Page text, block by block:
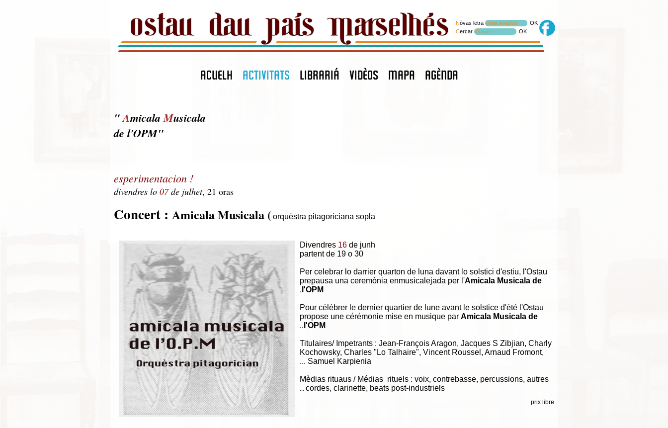
Nòvas letra votre email ici
OK
Cercar Cercar… OK
ACUELH ACTIVITATS LIBRARIÁ VIDÈOS MAPA agènda
"AmicalaMusicala
de l'OPM"
esperimentacion !
divendres lo 07de julhet, 21 oras
Concert : Amicala Musicala (orquèstra pitagoriciana sopla
Divendres 16 de junh
partent de 19 o 30
Per celebrar lo darrier quarton de luna davant lo solstici d'estiu, l'Ostau
prepausa una ceremònia enmusicalejada per l'Amicala Musicala de
l'OPM
.
Pour célébrer le dernier quartier de lune avant le solstice d'été l'Ostau
propose une cérémonie mise en musique par Amicala Musicala de
l'OPM
.
.
Titulaires/ Impetrants : Jean-François Aragon, Jacques S Zibjian, Charly
Kochowsky, Charles "Lo Talhaire", Vincent Roussel, Arnaud Fromont,
Samuel Karpienia ...
Mèdias rituaus / Médias rituels : voix, contrebasse, percussions, autres
cordes, clarinette, beats post-industriels
...
prix libre